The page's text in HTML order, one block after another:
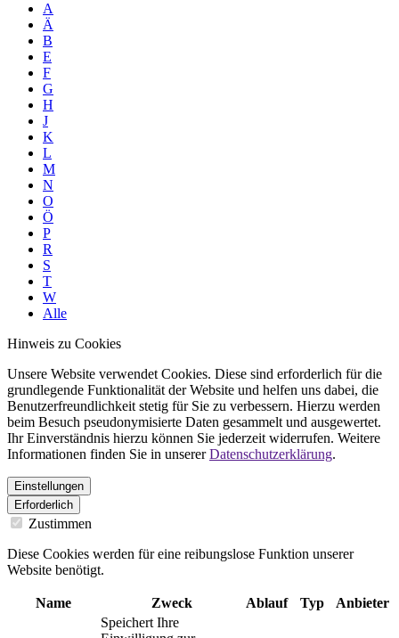
A
Ä
B
E
F
G
H
J
K
L
M
N
O
Ö
P
R
S
T
W
Alle
Hinweis zu Cookies
Unsere Website verwendet Cookies. Diese sind erforderlich für die
grundlegende Funktionalität der Website und helfen uns dabei, die
Benutzerfreundlichkeit stetig für Sie zu verbessern. Hierzu werden
beim Besuch pseudonymisierte Daten gesammelt und ausgewertet.
Ihr Einverständnis hierzu können Sie jederzeit widerrufen. Weitere
Informationen finden Sie in unsererDatenschutzerklärung.
Einstellungen
Erforderlich
Zustimmen
Diese Cookies werden für eine reibungslose Funktion unserer
Website benötigt.
Name Zweck Ablauf Typ
Anbieter
Speichert Ihre